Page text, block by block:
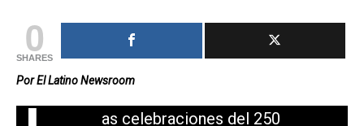
0
SHARES
Por El Latino Newsroom
as celebraciones del 250